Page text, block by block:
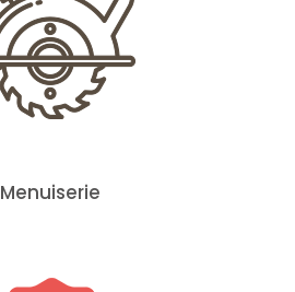
Menuiserie